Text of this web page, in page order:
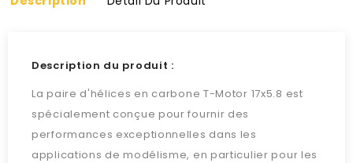
Description du produit :
La paire d'hélices en carbone T-Motor 17x5.8 est
spécialement conçue pour fournir des
performances exceptionnelles dans les
applications de modélisme, en particulier pour les